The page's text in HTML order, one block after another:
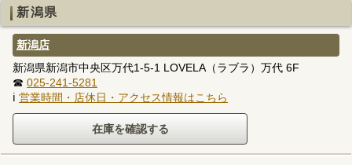
新潟県
新潟店
新潟県新潟市中央区万代1-5-1 LOVELA（ラブラ）万代 6F
☎ 025-241-5281
ℹ 営業時間・店休日・アクセス情報はこちら